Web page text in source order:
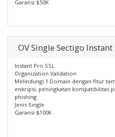
Garansi $50K
OV Single Sectigo Instant
Instant Pro SSL
Organization Validation
Melindungi 1 Domain dengan fitur
enkripsi, peningkatan kompatibilitas
phishing
Jenis Single
Garansi $100K